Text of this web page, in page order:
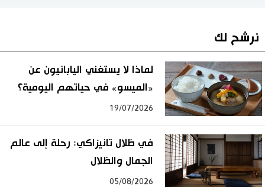
نرشح لك
لماذا لا يستغني اليابانيون عن
«الميسو» في حياتهم اليومية؟
19/07/2026
في ظلال تانيزاكي: رحلة إلى عالم
الجمال والظلال
05/08/2026